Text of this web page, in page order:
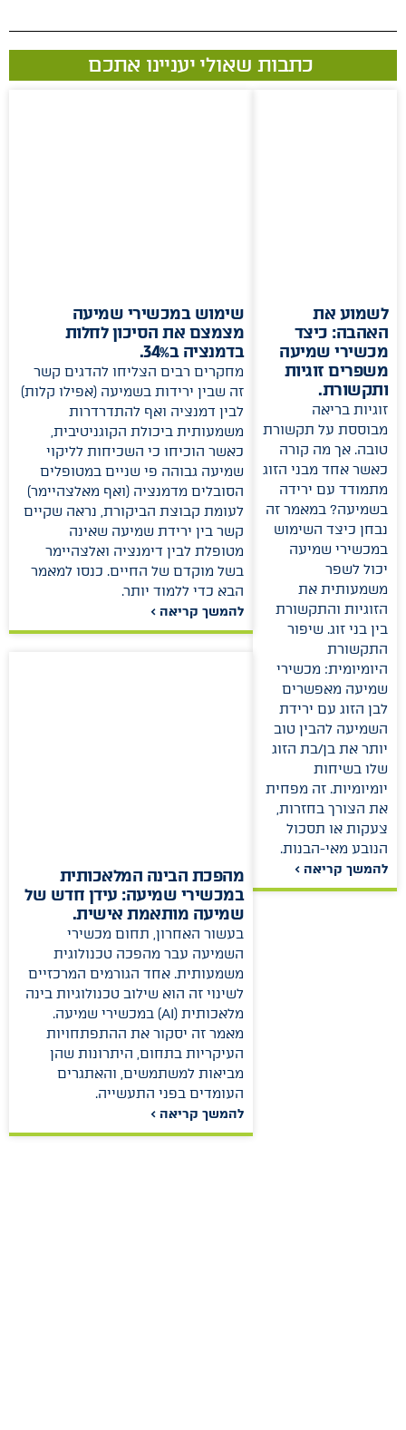
כתבות שאולי יעניינו אתכם
לשמוע את
האהבה: כיצד
מכשירי שמיעה
משפרים זוגיות
ותקשורת.
זוגיות בריאה
מבוססת על תקשורת
טובה. אך מה קורה
כאשר אחד מבני הזוג
מתמודד עם ירידה
בשמיעה? במאמר זה
נבחן כיצד השימוש
במכשירי שמיעה
יכול לשפר
משמעותית את
הזוגיות והתקשורת
בין בני זוג. שיפור
התקשורת
היומיומית: מכשירי
שמיעה מאפשרים
לבן הזוג עם ירידת
השמיעה להבין טוב
יותר את בן/בת הזוג
שלו בשיחות
יומיומיות. זה מפחית
את הצורך בחזרות,
צעקות או תסכול
הנובע מאי-הבנות.
להמשך קריאה >
שימוש במכשירי שמיעה
מצמצם את הסיכון לחלות
בדמנציה ב34%.
מחקרים רבים הצליחו להדגים קשר
זה שבין ירידות בשמיעה (אפילו קלות)
לבין דמנציה ואף להתדרדרות
משמעותית ביכולת הקוגניטיבית,
כאשר הוכיחו כי השכיחות לליקוי
שמיעה גבוהה פי שניים במטופלים
הסובלים מדמנציה (ואף מאלצהיימר)
לעומת קבוצת הביקורת, נראה שקיים
קשר בין ירידת שמיעה שאינה
מטופלת לבין דימנציה ואלצהיימר
בשל מוקדם של החיים. כנסו למאמר
הבא כדי ללמוד יותר.
להמשך קריאה >
מהפכת הבינה המלאכותית
במכשירי שמיעה: עידן חדש של
שמיעה מותאמת אישית.
בעשור האחרון, תחום מכשירי
השמיעה עבר מהפכה טכנולוגית
משמעותית. אחד הגורמים המרכזיים
לשינוי זה הוא שילוב טכנולוגיות בינה
מלאכותית (AI) במכשירי שמיעה.
מאמר זה יסקור את ההתפתחויות
העיקריות בתחום, היתרונות שהן
מביאות למשתמשים, והאתגרים
העומדים בפני התעשייה.
להמשך קריאה >